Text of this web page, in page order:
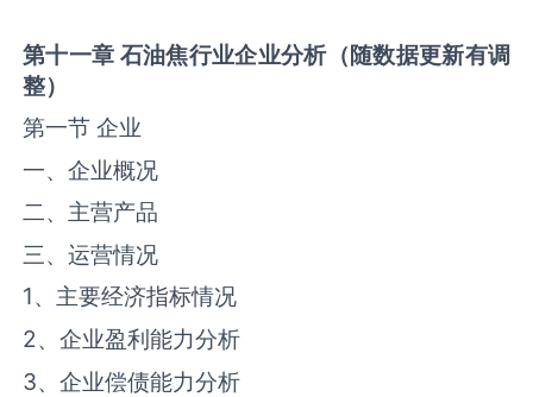
第十一章 石油焦行业企业分析（随数据更新有调
整）
第一节 企业
一、企业概况
二、主营产品
三、运营情况
1、主要经济指标情况
2、企业盈利能力分析
3、企业偿债能力分析